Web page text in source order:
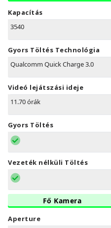
Kapacítás
3540
Gyors Töltés Technológia
Qualcomm Quick Charge 3.0
Videó lejátszási ideje
11.70 órák
Gyors Töltés
Vezeték nélküli Töltés
Fő Kamera
Aperture